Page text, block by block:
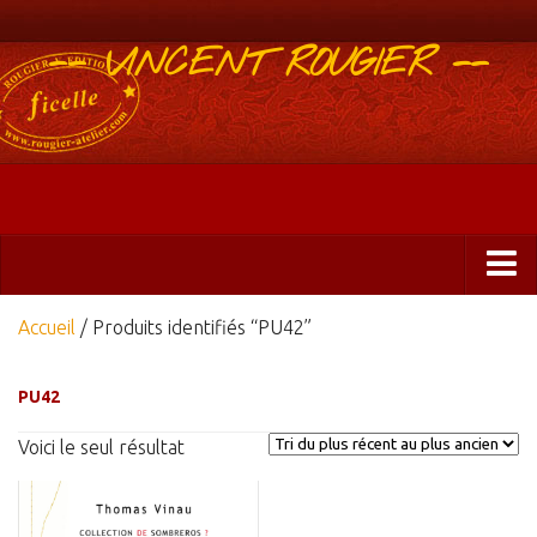
-- VINCENT ROUGIER --
Boutique
Éditions
ficelle&PlisUrgents
Ficelle Partagée
Accueil / Produits identifiés “PU42”
PU42
Voici le seul résultat